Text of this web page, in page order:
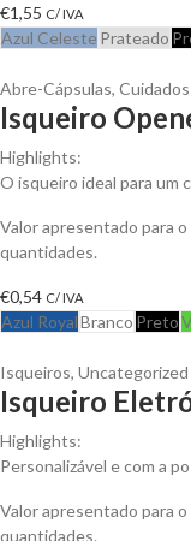
€1,55 C/ IVA
Azul Celeste Prateado
Abre-Cápsulas,
Isqueiro
Highlights:
O isqueiro ideal para um
Valor apresentado para
quantidades.
€0,54 C/ IVA
Azul RoyalBranco Preto
Isqueiros, Uncategorized
Isqueiro
Highlights:
Personalizável e com a
Valor apresentado para
quantidades.